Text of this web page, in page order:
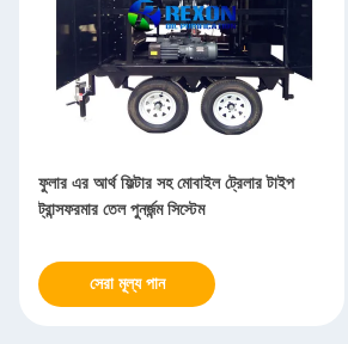
ফুলার এর আর্থ ফিল্টার সহ মোবাইল ট্রেলার টাইপ
ট্রান্সফরমার তেল পুনর্জন্ম সিস্টেম
সেরা মূল্য পান